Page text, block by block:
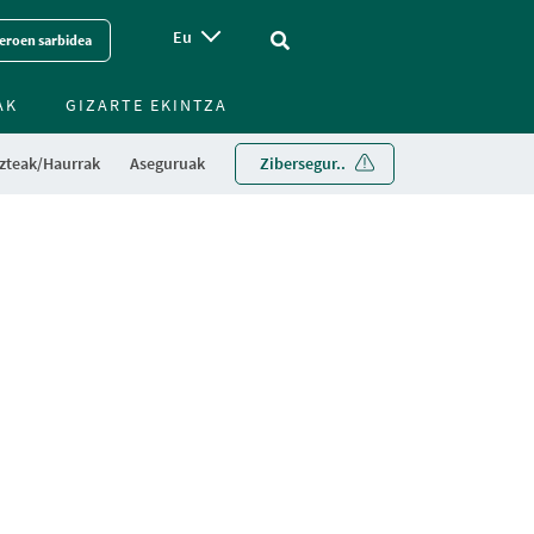
sarbidea Eu Vinculo - Buscar en la web
Haurrak Aseguruak Zibersegur..
GIZARTE EKINTZA